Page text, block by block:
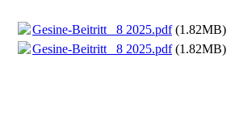
Gesine-Beitritt_ 8 2025.pdf(1.82MB)
Gesine-Beitritt_ 8 2025.pdf(1.82MB)